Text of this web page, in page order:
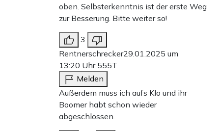
oben. Selbsterkenntnis ist der erste Weg
zur Besserung. Bitte weiter so!
3
Rentnerschrecker29.01.2025 um
13:20 Uhr 555T
Melden
Außerdem muss ich aufs Klo und ihr
Boomer habt schon wieder
abgeschlossen.